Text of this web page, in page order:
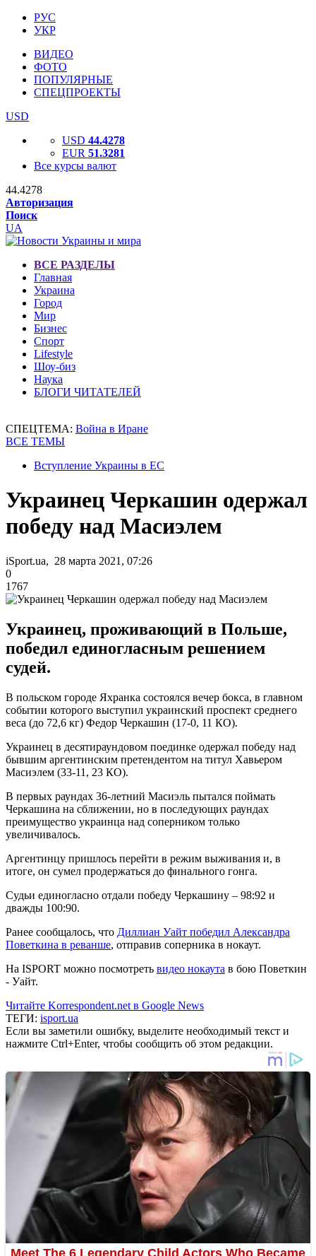
РУС
УКР
ВИДЕО
ФОТО
ПОПУЛЯРНЫЕ
СПЕЦПРОЕКТЫ
USD
USD 44.4278
EUR 51.3281
Все курсы валют
44.4278
Авторизация
Поиск
UA
ВСЕ РАЗДЕЛЫ
Главная
Украина
Город
Мир
Бизнес
Спорт
Lifestyle
Шоу-биз
Наука
БЛОГИ ЧИТАТЕЛЕЙ
СПЕЦТЕМА: Война в Иране
ВСЕ ТЕМЫ
Вступление Украины в ЕС
Украинец Черкашин одержал
победу над Масиэлем
iSport.ua, 28 марта 2021, 07:26
0
1767
Украинец, проживающий в Польше,
победил единогласным решением
судей.
В польском городе Яхранка состоялся вечер бокса, в главном
событии которого выступил украинский проспект среднего
веса (до 72,6 кг) Федор Черкашин (17-0, 11 КО).
Украинец в десятираундовом поединке одержал победу над
бывшим аргентинским претендентом на титул Хавьером
Масиэлем (33-11, 23 КО).
В первых раундах 36-летний Масиэль пытался поймать
Черкашина на сближении, но в последующих раундах
преимущество украинца над соперником только
увеличивалось.
Аргентинцу пришлось перейти в режим выживания и, в
итоге, он сумел продержаться до финального гонга.
Судьи единогласно отдали победу Черкашину – 98:92 и
дважды 100:90.
Ранее сообщалось, что Диллиан Уайт победил Александра
Поветкина в реванше, отправив соперника в нокаут.
На ISPORT можно посмотреть видео нокаута в бою Поветкин
- Уайт.
Читайте Korrespondent.net в Google News
ТЕГИ: isport.ua
Если вы заметили ошибку, выделите необходимый текст и
нажмите Ctrl+Enter, чтобы сообщить об этом редакции.